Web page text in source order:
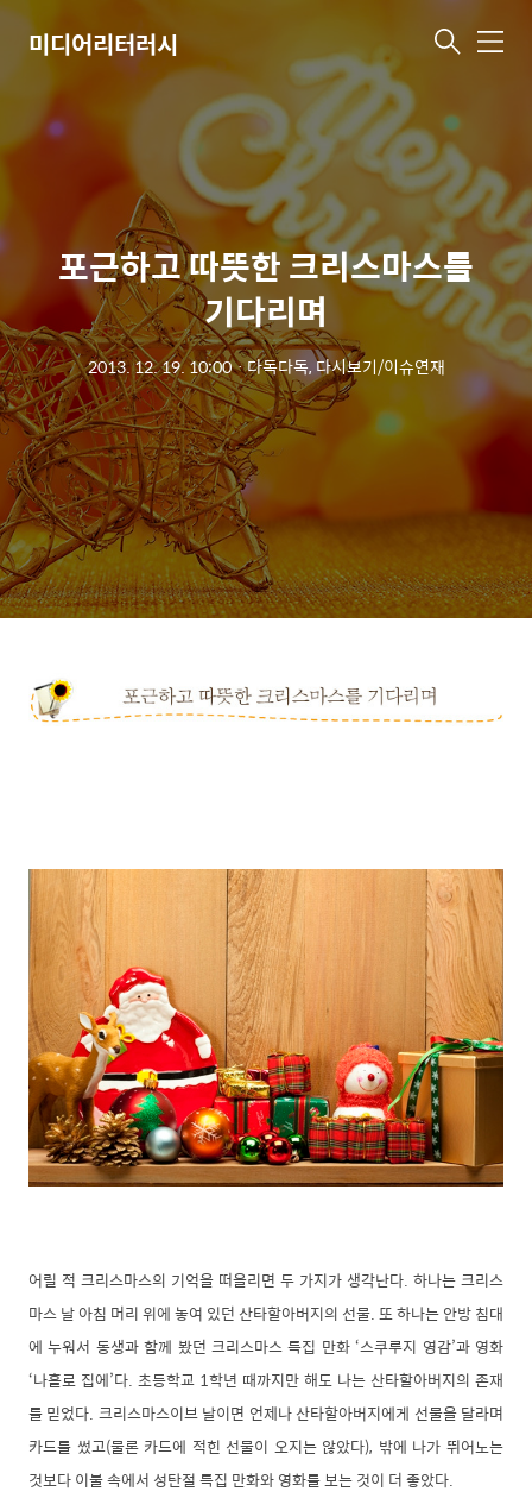
미디어리터러시 메
포근하고 따뜻한 크리스마스를
기다리며
2013. 12. 19. 10:00ㆍ다독다독, 다시보기/이슈연재
어릴 적 크리스마스의 기억을 떠올리면 두 가지가 생각난다. 하나는 크리스
마스 날 아침 머리 위에 놓여 있던 산타할아버지의 선물. 또 하나는 안방 침대
에 누워서 동생과 함께 봤던 크리스마스 특집 만화 ‘스쿠루지 영감’과 영화
‘나홀로 집에’다. 초등학교 1학년 때까지만 해도 나는 산타할아버지의 존재
를 믿었다. 크리스마스이브 날이면 언제나 산타할아버지에게 선물을 달라며
카드를 썼고(물론 카드에 적힌 선물이 오지는 않았다), 밖에 나가 뛰어노는
것보다 이불 속에서 성탄절 특집 만화와 영화를 보는 것이 더 좋았다.